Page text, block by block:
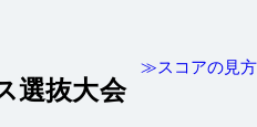
≫スコアの見方
選抜大会